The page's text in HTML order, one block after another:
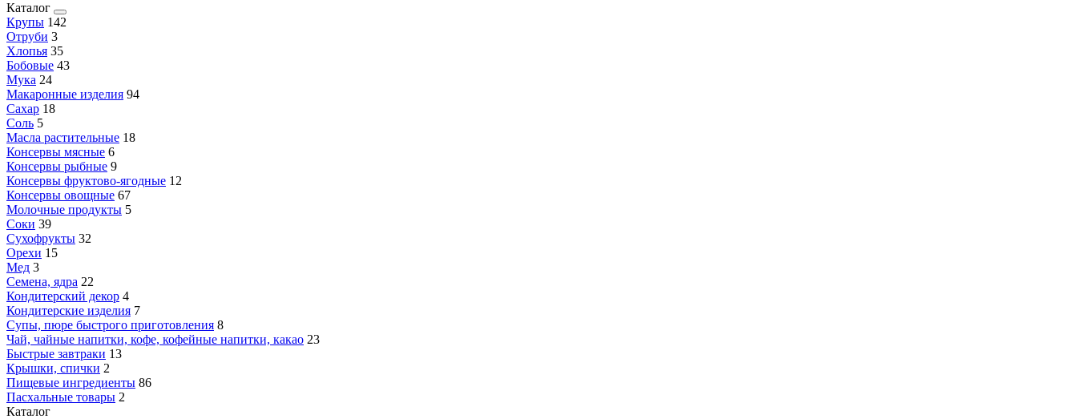
Каталог
Крупы 142
Отруби 3
Хлопья 35
Бобовые 43
Мука 24
Макаронные изделия 94
Сахар 18
Соль 5
Масла растительные 18
Консервы мясные 6
Консервы рыбные 9
Консервы фруктово-ягодные 12
Консервы овощные 67
Молочные продукты 5
Соки 39
Сухофрукты 32
Орехи 15
Мед 3
Семена, ядра 22
Кондитерский декор 4
Кондитерские изделия 7
Супы, пюре быстрого приготовления 8
Чай, чайные напитки, кофе, кофейные напитки, какао 23
Быстрые завтраки 13
Крышки, спички 2
Пищевые ингредиенты 86
Пасхальные товары 2
Каталог